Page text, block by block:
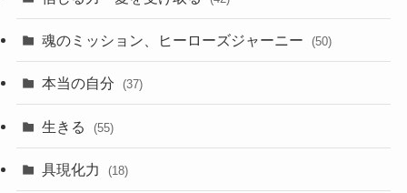
魂のミッション、ヒーローズジャーニー (50)
本当の自分 (37)
生きる (55)
具現化力 (18)